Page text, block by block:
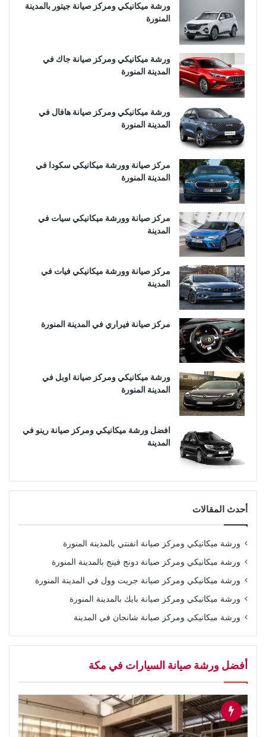
ورشة ميكانيكي ومركز صيانة جيتور بالمدينة
المنورة
ورشة ميكانيكي ومركز صيانة جاك في
المدينة المنورة
ورشة ميكانيكي ومركز صيانة هافال في
المدينة المنورة
مركز صيانة وورشة ميكانيكي سكودا في
المدينة المنورة
مركز صيانة وورشة ميكانيكي سيات في
المدينة
مركز صيانة وورشة ميكانيكي فيات في
المدينة
مركز صيانة فيراري في المدينة المنورة
ورشة ميكانيكي ومركز صيانة اوبل في
المدينة المنورة
افضل ورشة ميكانيكي ومركز صيانة رينو في
المدينة
أحدث المقالات
ورشة ميكانيكي ومركز صيانة انفنتي بالمدينة المنورة
ورشة ميكانيكي ومركز صيانة دونج فينج بالمدينة المنورة
ورشة ميكانيكي ومركز صيانة جريت وول في المدينة المنورة
ورشة ميكانيكي ومركز صيانة بايك بالمدينة المنورة
ورشة ميكانيكي ومركز صيانة شانجان في المدينة
أفضل ورشة صيانة السيارات في مكة